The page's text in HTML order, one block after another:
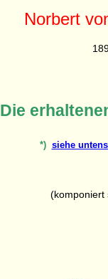
Norbert
Die
*) siehe
(komponiert